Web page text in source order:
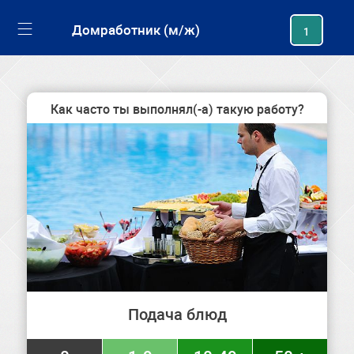
Домработник (м/ж) 1
Как часто ты выполнял(-а) такую работу?
Подача блюд